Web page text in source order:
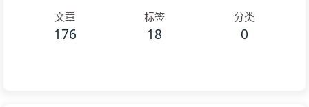
文章
176
标签
18
分类
0